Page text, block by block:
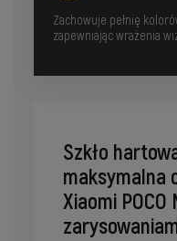
Zachowuje pełnię
zapewniając wrażenia
Szkło
maksymalna
Xiaomi POCO